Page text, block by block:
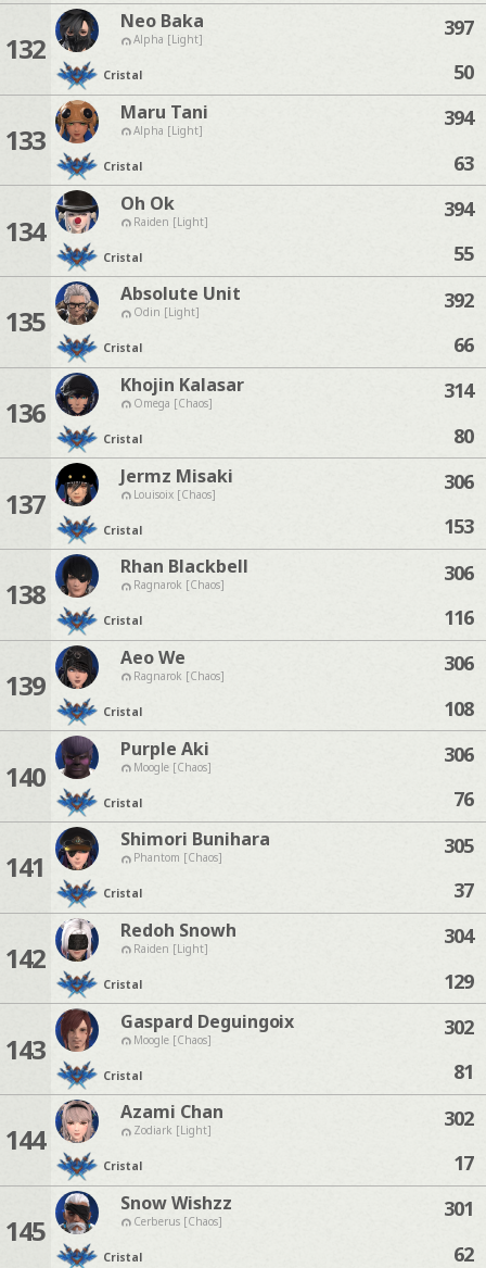
132
Neo Baka
Alpha [Light]
Cristal
397
50
133
Maru Tani
Alpha [Light]
Cristal
394
63
134
Oh Ok
Raiden [Light]
Cristal
394
55
135
Absolute Unit
Odin [Light]
Cristal
392
66
136
Khojin Kalasar
Omega [Chaos]
Cristal
314
80
137
Jermz Misaki
Louisoix [Chaos]
Cristal
306
153
138
Rhan Blackbell
Ragnarok [Chaos]
Cristal
306
116
139
Aeo We
Ragnarok [Chaos]
Cristal
306
108
140
Purple Aki
Moogle [Chaos]
Cristal
306
76
141
Shimori Bunihara
Phantom [Chaos]
Cristal
305
37
142
Redoh Snowh
Raiden [Light]
Cristal
304
129
143
Gaspard Deguingoix
Moogle [Chaos]
Cristal
302
81
144
Azami Chan
Zodiark [Light]
Cristal
302
17
145
Snow Wishzz
Cerberus [Chaos]
Cristal
301
62